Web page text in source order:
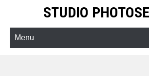
content
STUDIO
Menu